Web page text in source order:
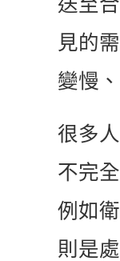
見的
變慢
很多
不完
例如
則是